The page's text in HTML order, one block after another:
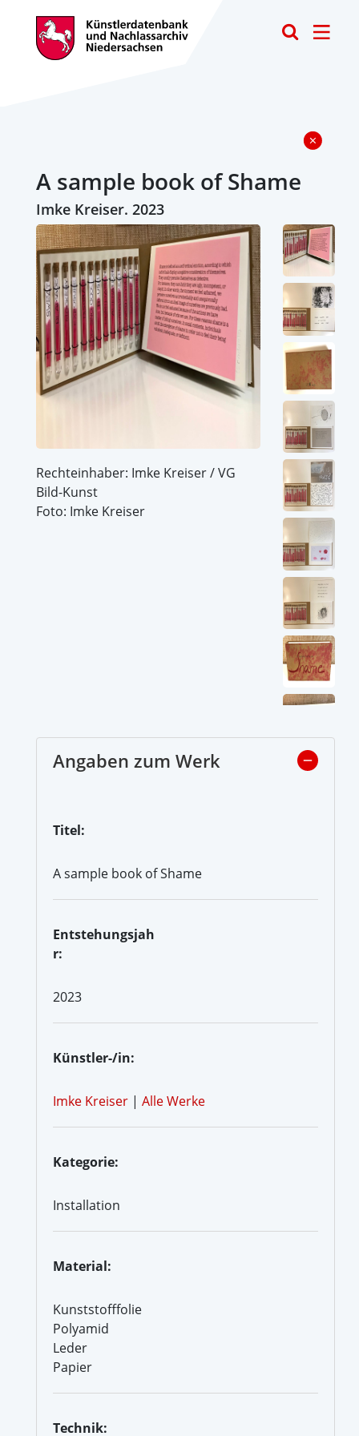
A sample book of Shame
Imke Kreiser. 2023
Rechteinhaber: Imke Kreiser / VG
Bild-Kunst
Foto: Imke Kreiser
Angaben zum Werk
Titel:
A sample book of Shame
Entstehungsjah
r:
2023
Künstler-/in:
Imke Kreiser | Alle Werke
Kategorie:
Installation
Material:
Kunststofffolie
Polyamid
Leder
Papier
Technik: